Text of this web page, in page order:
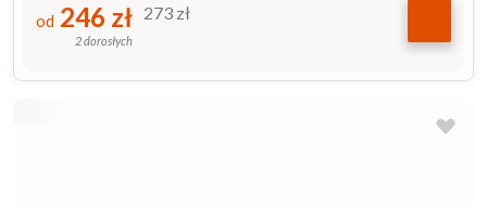
273 zł
od 246 zł
2 dorosłych